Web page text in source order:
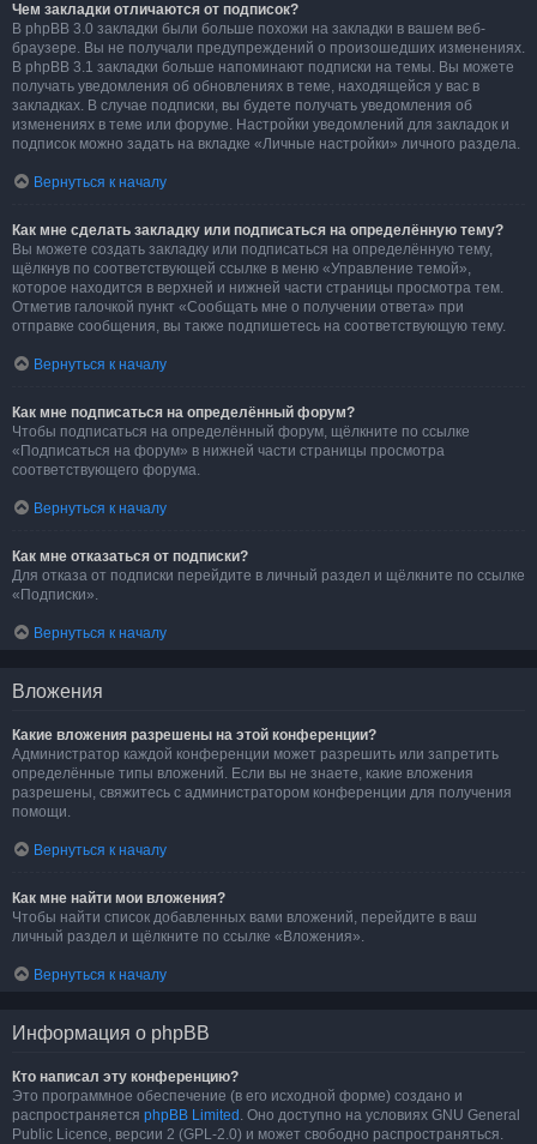
Чем закладки отличаются от подписок?
В phpBB 3.0 закладки были больше похожи на закладки в вашем веб-
браузере. Вы не получали предупреждений о произошедших изменениях.
В phpBB 3.1 закладки больше напоминают подписки на темы. Вы можете
получать уведомления об обновлениях в теме, находящейся у вас в
закладках. В случае подписки, вы будете получать уведомления об
изменениях в теме или форуме. Настройки уведомлений для закладок и
подписок можно задать на вкладке «Личные настройки» личного раздела.
Вернуться к началу
Как мне сделать закладку или подписаться на определённую тему?
Вы можете создать закладку или подписаться на определённую тему,
щёлкнув по соответствующей ссылке в меню «Управление темой»,
которое находится в верхней и нижней части страницы просмотра тем.
Отметив галочкой пункт «Сообщать мне о получении ответа» при
отправке сообщения, вы также подпишетесь на соответствующую тему.
Вернуться к началу
Как мне подписаться на определённый форум?
Чтобы подписаться на определённый форум, щёлкните по ссылке
«Подписаться на форум» в нижней части страницы просмотра
соответствующего форума.
Вернуться к началу
Как мне отказаться от подписки?
Для отказа от подписки перейдите в личный раздел и щёлкните по ссылке
«Подписки».
Вернуться к началу
Вложения
Какие вложения разрешены на этой конференции?
Администратор каждой конференции может разрешить или запретить
определённые типы вложений. Если вы не знаете, какие вложения
разрешены, свяжитесь с администратором конференции для получения
помощи.
Вернуться к началу
Как мне найти мои вложения?
Чтобы найти список добавленных вами вложений, перейдите в ваш
личный раздел и щёлкните по ссылке «Вложения».
Вернуться к началу
Информация о phpBB
Кто написал эту конференцию?
Это программное обеспечение (в его исходной форме) создано и
распространяется phpBB Limited . Оно доступно на условиях GNU General
Public Licence, версии 2 (GPL-2.0) и может свободно распространяться.